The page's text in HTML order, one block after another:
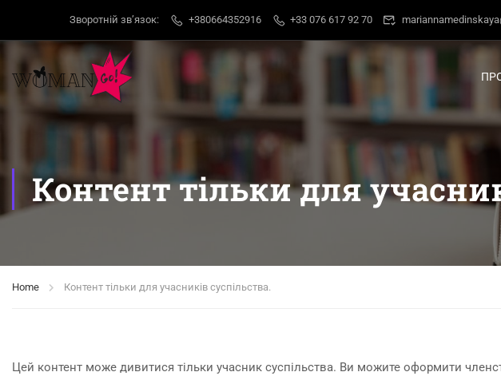
Зворотній звʼязок: +380664352916 +33 076 617 92 70
Контент тільки для
Home Контент тільки для учасників суспільства.
Цей контент може дивитися тільки учасник суспільства. Ви можите оформити